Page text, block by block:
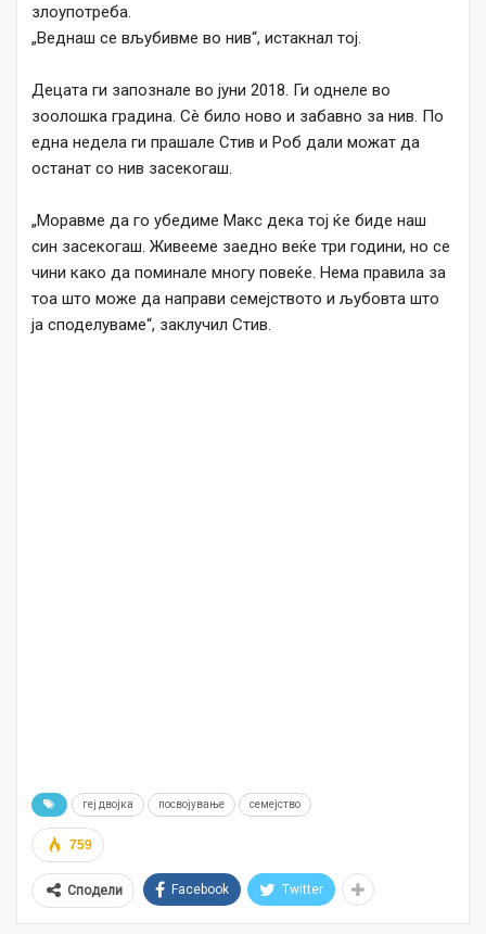
злоупотреба.
„Веднаш се вљубивме во нив“, истакнал тој.
Децата ги запознале во јуни 2018. Ги однеле во
зоолошка градина. Сè било ново и забавно за нив. По
една недела ги прашале Стив и Роб дали можат да
останат со нив засекогаш.
„Моравме да го убедиме Макс дека тој ќе биде наш
син засекогаш. Живееме заедно веќе три години, но се
чини како да поминале многу повеќе. Нема правила за
тоа што може да направи семејството и љубовта што
ја споделуваме“, заклучил Стив.
геј двојка посвојување семејство
759
Сподели Facebook Twitter